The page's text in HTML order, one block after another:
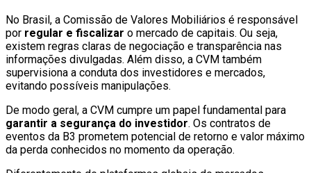
No Brasil, a Comissão de Valores Mobiliários é responsável
por regular e fiscalizar o mercado de capitais. Ou seja,
existem regras claras de negociação e transparência nas
informações divulgadas. Além disso, a CVM também
supervisiona a conduta dos investidores e mercados,
evitando possíveis manipulações.
De modo geral, a CVM cumpre um papel fundamental para
garantir a segurança do investidor. Os contratos de
eventos da B3 prometem potencial de retorno e valor máximo
da perda conhecidos no momento da operação.